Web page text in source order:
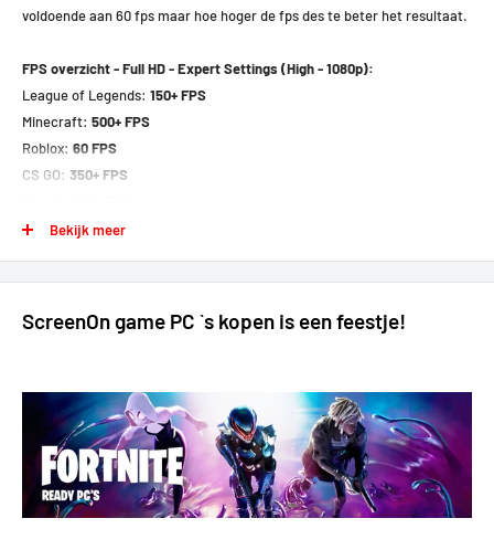
voldoende aan 60 fps maar hoe hoger de fps des te beter het resultaat.
FPS overzicht - Full HD - Expert Settings (High - 1080p):
League of Legends: 150+ FPS
Minecraft: 500+ FPS
Roblox: 60 FPS
CS GO: 350+ FPS
Valorant:300+ FPS
GTA V:100+ FPS
Fortnite:80+ FPS
GTA FiveM: 60+ FPS
Rainbow 6:100+ FPS
Rust: 80 FPS
Dead by Daylight: 120 FPS
Diablo:100+FPS
Bekijk meer
ScreenOn game PC `s kopen is een feestje!